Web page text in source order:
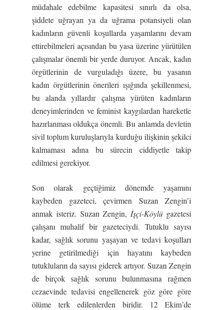
müdahale edebilme kapasitesi sınırlı da olsa,
şiddete uğrayan ya da uğrama potansiyeli olan
kadınların güvenli koşullarda yaşamlarını devam
ettirebilmeleri açısından bu yasa üzerine yürütülen
çalışmalar önemli bir yerde duruyor. Ancak, kadın
örgütlerinin de vurguladığı üzere, bu yasanın
kadın örgütlerinin önerileri ışığında şekillenmesi,
bu alanda yıllardır çalışma yürüten kadınların
deneyimlerinden ve feminist kaygılardan hareketle
hazırlanması oldukça önemli. Bu anlamda devletin
sivil toplum kuruluşlarıyla kurduğu ilişkinin şekilci
kalmaması adına bu sürecin ciddiyetle takip
edilmesi gerekiyor.
Son olarak geçtiğimiz dönemde yaşamını
kaybeden gazeteci, çevirmen Suzan Zengin’i
anmak isteriz. Suzan Zengin, İşçi-Köylü gazetesi
çalışanı muhalif bir gazeteciydi. Tutuklu sayısı
kadar, sağlık sorunu yaşayan ve tedavi koşulları
yerine getirilmediği için hayatını kaybeden
tutukluların da sayısı giderek artıyor. Suzan Zengin
de birçok sağlık sorunu bulunmasına rağmen
cezaevinde tedavisi engellenerek göz göre göre
ölüme terk edilenlerden biridir. 12 Ekim’de